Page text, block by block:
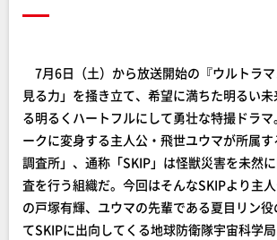
7月6日（土）から放送開始の『ウルトラ
見る力」を掻き立て、希望に満ちた明るい
る明るくハートフルにして勇壮な特撮ドラ
ークに変身する主人公・飛世ユウマが所属
調査所」、通称「SKIP」は怪獣災害を未然
査を行う組織だ。今回はそんなSKIPより主
の戸塚有輝、ユウマの先輩である夏目リン
てSKIPに出向してくる地球防衛隊宇宙科学